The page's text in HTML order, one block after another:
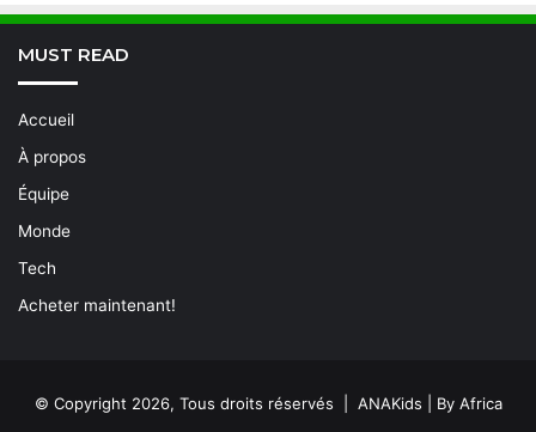
MUST READ
Accueil
À propos
Équipe
Monde
Tech
Acheter maintenant!
© Copyright 2026, Tous droits réservés | ANAKids | By Africa